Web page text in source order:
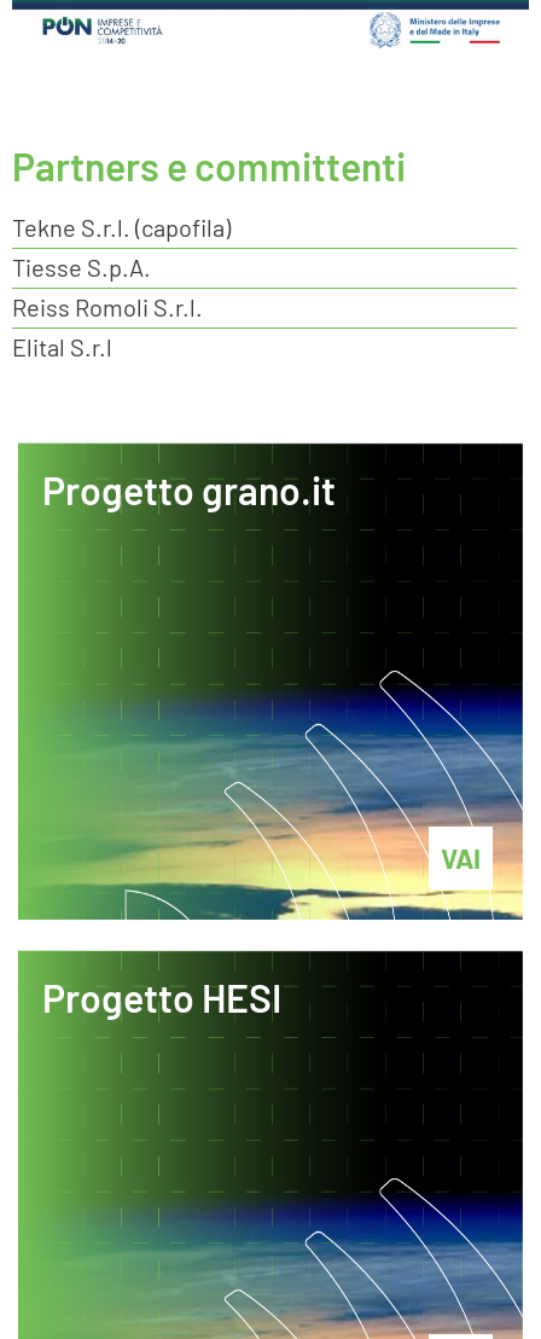
Partners e committenti
Tekne S.r.l. (capofila)
Tiesse S.p.A.
Reiss Romoli S.r.l.
Elital S.r.l
Progetto grano.it
VAI
Progetto HESI